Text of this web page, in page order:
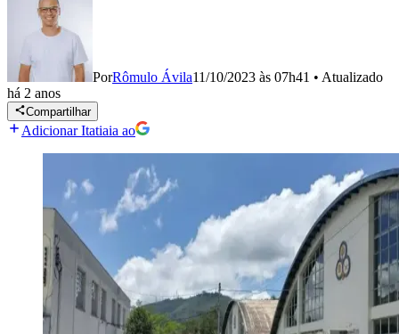
PorRômulo Ávila11/10/2023 às 07h41 • Atualizado
há 2 anos
Compartilhar
Adicionar Itatiaia ao